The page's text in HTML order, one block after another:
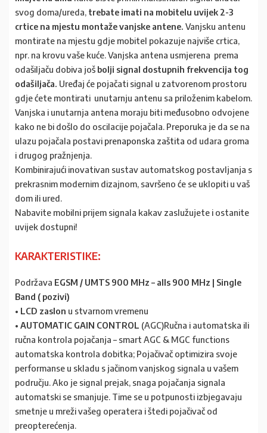
svog doma/ureda, trebate imati na mobitelu uvijek 2-3
crtice na mjestu montaže vanjske antene. Vanjsku antenu
montirate na mjestu gdje mobitel pokazuje najviše crtica,
npr. na krovu vaše kuće. Vanjska antena usmjerena prema
odašiljaču dobiva još bolji signal dostupnih frekvencija tog
odašiljača. Uređaj će pojačati signal u zatvorenom prostoru
gdje ćete montirati unutarnju antenu sa priloženim kabelom.
Vanjska i unutarnja antena moraju biti međusobno odvojene
kako ne bi došlo do oscilacije pojačala. Preporuka je da se na
ulazu pojačala postavi prenaponska zaštita od udara groma
i drugog pražnjenja.
Kombinirajući inovativan sustav automatskog postavljanja s
prekrasnim modernim dizajnom, savršeno će se uklopiti u vaš
dom ili ured.
Nabavite mobilni prijem signala kakav zaslužujete i ostanite
uvijek dostupni!
KARAKTERISTIKE:
Podržava EGSM / UMTS 900 MHz – alls 900 MHz | Single
Band ( pozivi)
• LCD zaslon u stvarnom vremenu
• AUTOMATIC GAIN CONTROL (AGC)Ručna i automatska ili
ručna kontrola pojačanja – smart AGC & MGC functions
automatska kontrola dobitka; Pojačivač optimizira svoje
performanse u skladu s jačinom vanjskog signala u vašem
području. Ako je signal prejak, snaga pojačanja signala
automatski se smanjuje. Time se u potpunosti izbjegavaju
smetnje u mreži vašeg operatera i štedi pojačivač od
preopterećenja.